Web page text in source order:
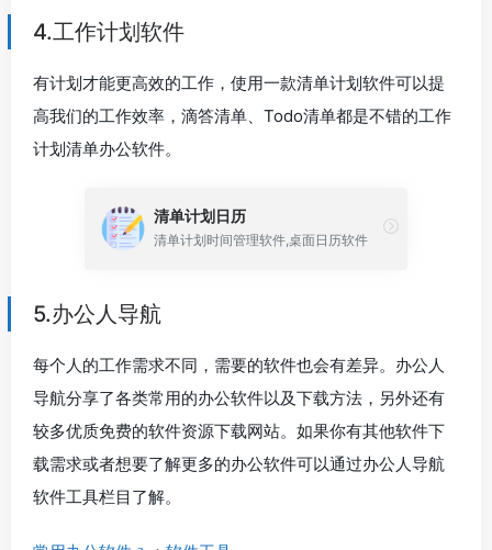
4.工作计划软件
有计划才能更高效的工作，使用一款清单计划软件可以提
高我们的工作效率，滴答清单、Todo清单都是不错的工作
计划清单办公软件。
清单计划日历
清单计划时间管理软件,桌面日历软件
5.办公人导航
每个人的工作需求不同，需要的软件也会有差异。办公人
导航分享了各类常用的办公软件以及下载方法，另外还有
较多优质免费的软件资源下载网站。如果你有其他软件下
载需求或者想要了解更多的办公软件可以通过办公人导航
软件工具栏目了解。